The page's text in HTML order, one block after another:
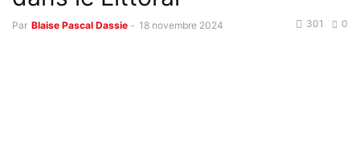
Par Blaise Pascal Dassie - 18 novembre 2024 0
301